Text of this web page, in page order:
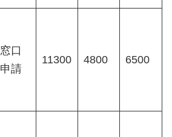
窓口
申請
11300 4800 6500